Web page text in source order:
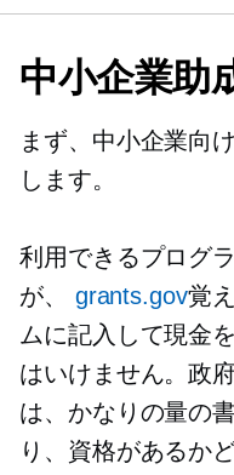
中小企業助
まず、中小企業向
します。
利用できるプログ
が、 grants.gov覚
ムに記入して現金
はいけません。政
は、かなりの量の
り、資格があるか